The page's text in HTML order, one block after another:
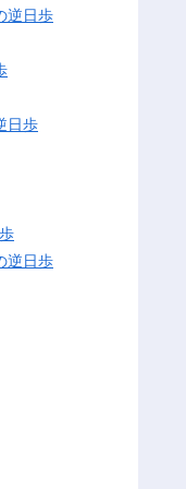
逆日歩
日歩
逆日歩